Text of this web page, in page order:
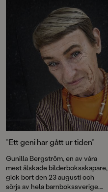
författaren själv.
”Ett geni har gått ur tiden”
Gunilla Bergström, en av våra
mest älskade bilderboksskapare,
gick bort den 23 augusti och
sörjs av hela barnbokssverige.